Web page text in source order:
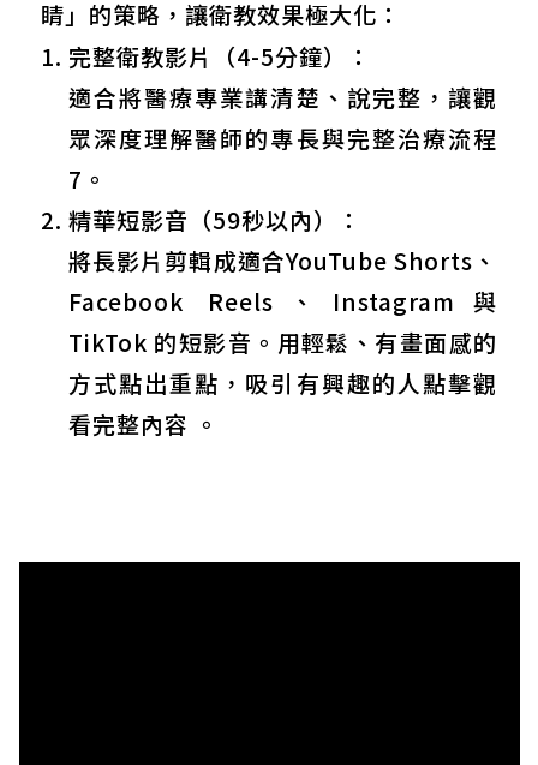
睛」的策略，讓衛教效果極大化：
完整衛教影片（4-5分鐘）：
適合將醫療專業講清楚、說完整，讓觀
眾深度理解醫師的專長與完整治療流程
7。
精華短影音（59秒以內）：
將長影片剪輯成適合YouTube Shorts、
Facebook Reels、Instagram與
TikTok 的短影音。用輕鬆、有畫面感的
方式點出重點，吸引有興趣的人點擊觀
看完整內容 。